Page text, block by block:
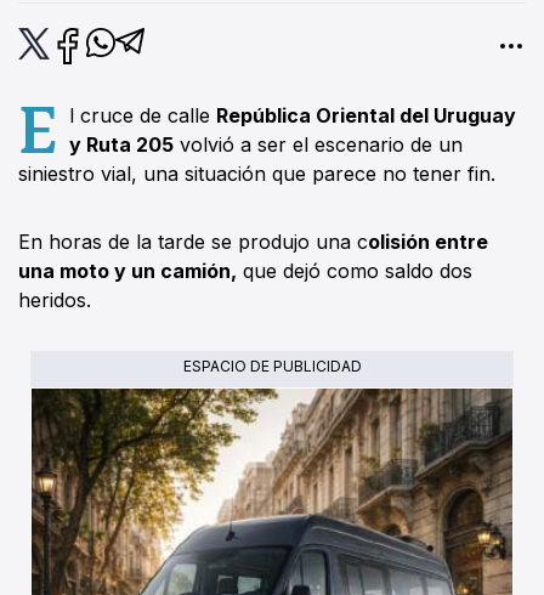
E l cruce de calle República Oriental del Uruguay
y Ruta 205 volvió a ser el escenario de un
siniestro vial, una situación que parece no tener fin.
En horas de la tarde se produjo una colisión entre
una moto y un camión, que dejó como saldo dos
heridos.
ESPACIO DE PUBLICIDAD